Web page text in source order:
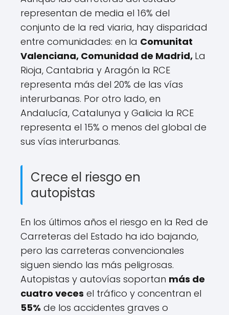
representan de media el 16% del
conjunto de la red viaria, hay disparidad
entre comunidades: en la Comunitat
Valenciana, Comunidad de Madrid, La
Rioja, Cantabria y Aragón la RCE
representa más del 20% de las vías
interurbanas. Por otro lado, en
Andalucía, Catalunya y Galicia la RCE
representa el 15% o menos del global de
sus vías interurbanas.
Crece el riesgo en
autopistas
En los últimos años el riesgo en la Red de
Carreteras del Estado ha ido bajando,
pero las carreteras convencionales
siguen siendo las más peligrosas.
Autopistas y autovías soportan más de
cuatro veces el tráfico y concentran el
55% de los accidentes graves o